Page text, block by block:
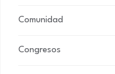
Comunidad
Congresos